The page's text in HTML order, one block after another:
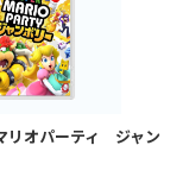
リオパーティ ジャン